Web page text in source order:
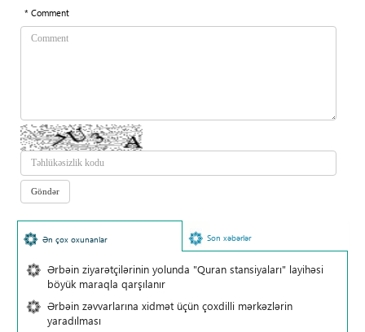
* Comment
Ən çox oxunanlar Son xəbərlər
Ərbəin ziyarətçilərinin yolunda "Quran stansiyaları" layihəsi
böyük maraqla qarşılanır
Ərbəin zəvvarlarına xidmət üçün çoxdilli mərkəzlərin
yaradılması